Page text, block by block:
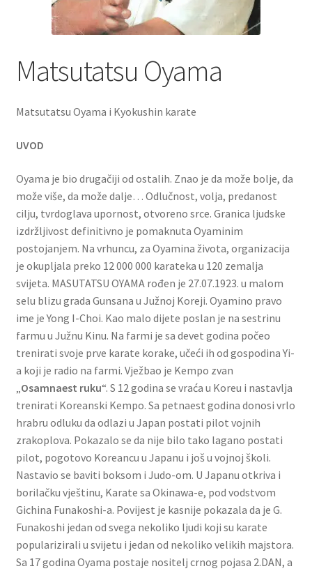
Matsutatsu Oyama
Matsutatsu Oyama i Kyokushin karate
UVOD
Oyama je bio drugačiji od ostalih. Znao je da može bolje, da
može više, da može dalje… Odlučnost, volja, predanost
cilju, tvrdoglava upornost, otvoreno srce. Granica ljudske
izdržljivost definitivno je pomaknuta Oyaminim
postojanjem. Na vrhuncu, za Oyamina života, organizacija
je okupljala preko 12 000 000 karateka u 120 zemalja
svijeta. MASUTATSU OYAMA rođen je 27.07.1923. u malom
selu blizu grada Gunsana u Južnoj Koreji. Oyamino pravo
ime je Yong I-Choi. Kao malo dijete poslan je na sestrinu
farmu u Južnu Kinu. Na farmi je sa devet godina počeo
trenirati svoje prve karate korake, učeći ih od gospodina Yi-
a koji je radio na farmi. Vježbao je Kempo zvan
Osamnaest ruku“. S 12 godina se vraća u Koreu i nastavlja
trenirati Koreanski Kempo. Sa petnaest godina donosi vrlo
hrabru odluku da odlazi u Japan postati pilot vojnih
zrakoplova. Pokazalo se da nije bilo tako lagano postati
pilot, pogotovo Koreancu u Japanu i još u vojnoj školi.
Nastavio se baviti boksom i Judo-om. U Japanu otkriva i
borilačku vještinu, Karate sa Okinawa-e, pod vodstvom
Gichina Funakoshi-a. Povijest je kasnije pokazala da je G.
Funakoshi jedan od svega nekoliko ljudi koji su karate
popularizirali u svijetu i jedan od nekoliko velikih majstora.
Sa 17 godina Oyama postaje nositelj crnog pojasa 2.DAN, a